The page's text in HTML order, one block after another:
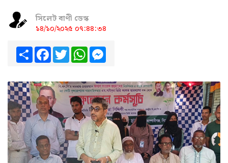
সিলেট বাণী ডেস্ক
১৪/১০/২০২৫ ০৭:৪৪:৩৪
ShareFacebook
TwitterWhatsApp